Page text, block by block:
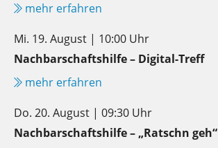
mehr erfahren
Mi. 19. August | 10:00 Uhr
Nachbarschaftshilfe – Digital-Treff
mehr erfahren
Do. 20. August | 09:30 Uhr
Nachbarschaftshilfe – „Ratschn geh“